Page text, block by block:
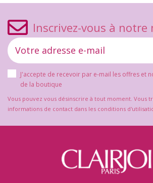
Inscrivez-vous à notre
J'accepte de recevoir par e-mail les offres et
de la boutique
Vous pouvez vous désinscrire à tout moment. Vous
informations de contact dans les conditions